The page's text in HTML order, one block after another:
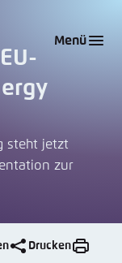
Menü
steht jetzt
zur
Drucken